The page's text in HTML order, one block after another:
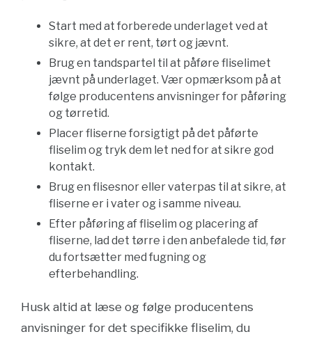
Start med at forberede underlaget ved at
sikre, at det er rent, tørt og jævnt.
Brug en tandspartel til at påføre fliselimet
jævnt på underlaget. Vær opmærksom på at
følge producentens anvisninger for påføring
og tørretid.
Placer fliserne forsigtigt på det påførte
fliselim og tryk dem let ned for at sikre god
kontakt.
Brug en flisesnor eller vaterpas til at sikre, at
fliserne er i vater og i samme niveau.
Efter påføring af fliselim og placering af
fliserne, lad det tørre i den anbefalede tid, før
du fortsætter med fugning og
efterbehandling.
Husk altid at læse og følge producentens
anvisninger for det specifikke fliselim, du